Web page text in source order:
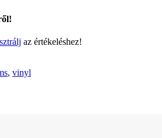
az értékeléshez!
, vinyl